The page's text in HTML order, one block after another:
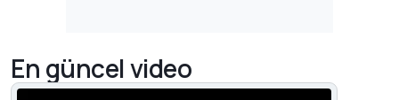
En güncel video